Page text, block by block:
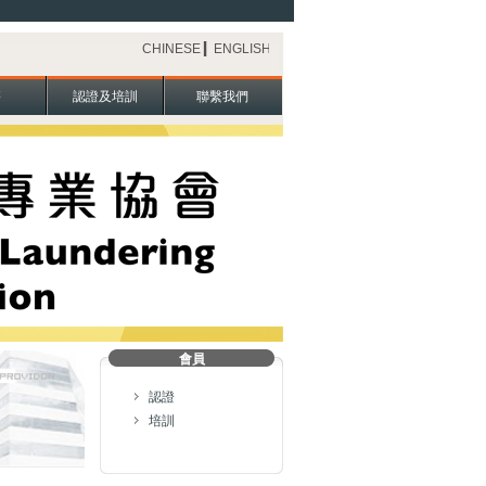
認證及培訓 聯繫我們
CHINESE ENGLISH
會員
認證
培訓